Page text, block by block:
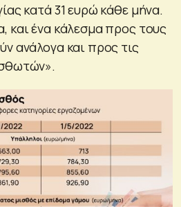
κατά 31 ευρώ κάθε μήνα.
και ένα κάλεσμα προς τους
ανάλογα και προς τις